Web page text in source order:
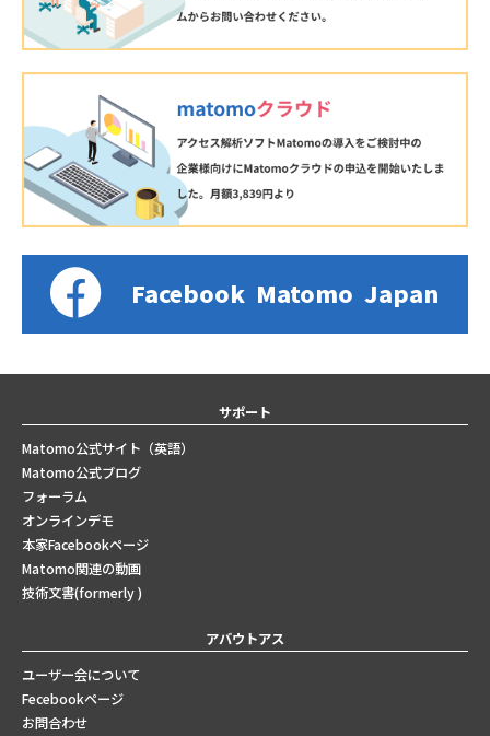
Facebook Matomo Japan
サポート
Matomo公式サイト（英語）
Matomo公式ブログ
フォーラム
オンラインデモ
本家Facebookページ
Matomo関連の動画
技術文書(formerly )
アバウトアス
ユーザー会について
Fecebookページ
お問合わせ